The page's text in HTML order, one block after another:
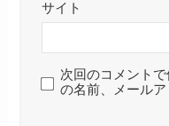
サイト
次回のコメント
の名前、メールア